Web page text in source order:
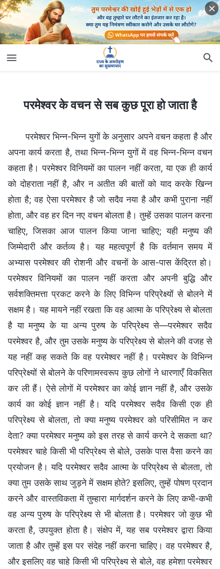
परमेश्वर के वचन से सब कुछ पूरा हो जाता है
परमेश्वर के वचन से सब कुछ पूरा हो जाता है
परमेश्वर भिन्न-भिन्न युगों के अनुसार अपने वचन कहता है और
अपना कार्य करता है, तथा भिन्न-भिन्न युगों में वह भिन्न-भिन्न वचन
कहता है। परमेश्वर विनियमों का पालन नहीं करता, या एक ही कार्य
को दोहराता नहीं है, और न अतीत की बातों को याद करके खिन्न
होता है; वह ऐसा परमेश्वर है जो सदैव नया है और कभी पुराना नहीं
होता, और वह हर दिन नए वचन बोलता है। तुम्हें उसका पालन करना
चाहिए, जिसका आज पालन किया जाना चाहिए; यही मनुष्य की
जिम्मेदारी और कर्तव्य है। यह महत्वपूर्ण है कि वर्तमान समय में
अभ्यास परमेश्वर की रोशनी और वचनों के आस-पास केंद्रित हो।
परमेश्वर विनियमों का पालन नहीं करता और अपनी बुद्धि और
सर्वशक्तिमत्ता प्रकट करने के लिए विभिन्न परिप्रेक्ष्यों से बोलने में
सक्षम है। यह मायने नहीं रखता कि वह आत्मा के परिप्रेक्ष्य से बोलता
है या मनुष्य के या अन्य पुरुष के परिप्रेक्ष्य से—परमेश्वर सदैव
परमेश्वर है, और तुम उसके मनुष्य के परिप्रेक्ष्य से बोलने की वजह से
यह नहीं कह सकते कि वह परमेश्वर नहीं है। परमेश्वर के विभिन्न
परिप्रेक्ष्यों से बोलने के परिणामस्वरूप कुछ लोगों ने धारणाएँ विकसित
कर ली हैं। ऐसे लोगों में परमेश्वर का कोई ज्ञान नहीं है, और उसके
कार्य का कोई ज्ञान नहीं है। यदि परमेश्वर सदैव किसी एक ही
परिप्रेक्ष्य से बोलता, तो क्या मनुष्य परमेश्वर को परिसीमित न कर
देता? क्या परमेश्वर मनुष्य को इस तरह से कार्य करने दे सकता था?
परमेश्वर चाहे किसी भी परिप्रेक्ष्य से बोले, उसके पास वैसा करने का
प्रयोजन है। यदि परमेश्वर सदैव आत्मा के परिप्रेक्ष्य से बोलता, तो
क्या तुम उसके साथ जुड़ने में सक्षम होते? इसलिए, तुम्हें पोषण प्रदान
करने और वास्तविकता में तुम्हारा मार्गदर्शन करने के लिए कभी-कभी
वह अन्य पुरुष के परिप्रेक्ष्य से भी बोलता है। परमेश्वर जो कुछ भी
करता है, उपयुक्त होता है। संक्षेप में, यह सब परमेश्वर द्वारा किया
जाता है और तुम्हें इस पर संदेह नहीं करना चाहिए। वह परमेश्वर है,
और इसलिए वह चाहे किसी भी परिप्रेक्ष्य से बोले, वह हमेशा परमेश्वर